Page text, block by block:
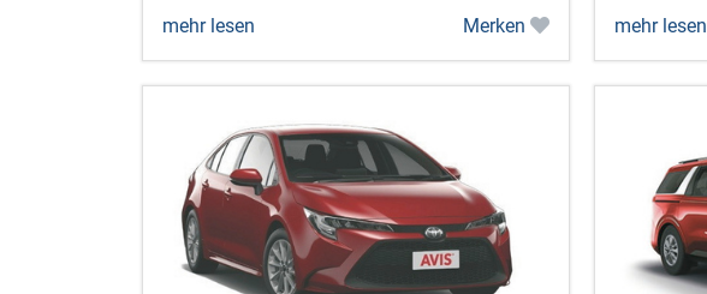
mehr lesen Merken mehr lesen